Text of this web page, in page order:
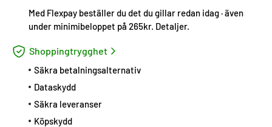
Med Flexpay beställer du det du gillar redan idag · även
under minimibeloppet på 265kr. Detaljer.
Shoppingtrygghet
Säkra betalningsalternativ
Dataskydd
Säkra leveranser
Köpskydd